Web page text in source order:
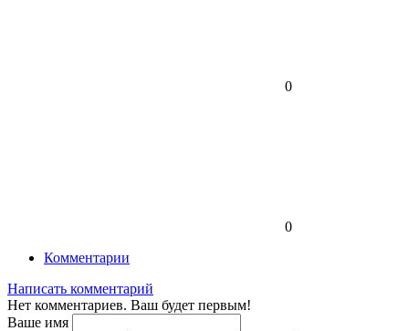
0
0
Комментарии
Написать комментарий
Нет комментариев. Ваш будет первым!
Ваше имя